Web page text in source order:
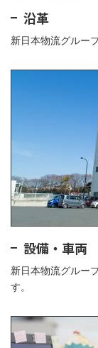
沿革
新日本物流グルー
設備・車両
新日本物流グルー
す。